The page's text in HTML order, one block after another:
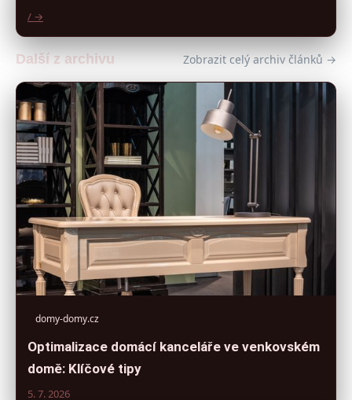
/ →
Další z archivu Zobrazit celý archiv článků →
domy-domy.cz
Optimalizace domácí kanceláře ve venkovském
domě: Klíčové tipy
5. 7. 2026